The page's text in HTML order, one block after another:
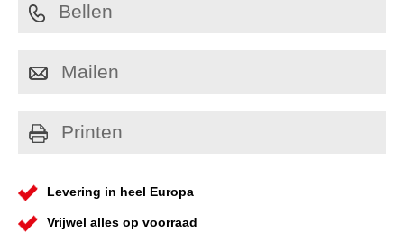
Bellen
Mailen
Printen
Levering in heel Europa
Vrijwel alles op voorraad